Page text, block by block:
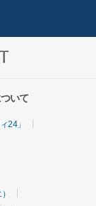
いて
24」